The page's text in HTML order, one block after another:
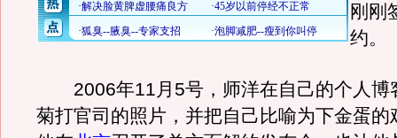
刚刚
约。
2006年11月5号，师洋在自己的个人博
菊打官司的照片，并把自己比喻为下金蛋的